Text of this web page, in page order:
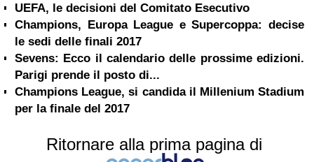
UEFA, le decisioni del Comitato Esecutivo
Champions, Europa League e Supercoppa: decise
le sedi delle finali 2017
Sevens: Ecco il calendario delle prossime edizioni.
Parigi prende il posto di...
Champions League, si candida il Millenium Stadium
per la finale del 2017
Ritornare alla prima pagina di